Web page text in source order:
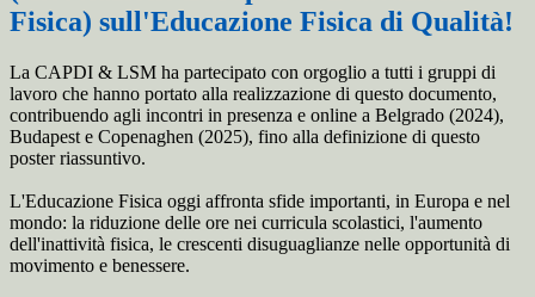
Fisica) sull'Educazione Fisica di Qualità!
La CAPDI & LSM ha partecipato con orgoglio a tutti i gruppi di
lavoro che hanno portato alla realizzazione di questo documento,
contribuendo agli incontri in presenza e online a Belgrado (2024),
Budapest e Copenaghen (2025), fino alla definizione di questo
poster riassuntivo.
L'Educazione Fisica oggi affronta sfide importanti, in Europa e nel
mondo: la riduzione delle ore nei curricula scolastici, l'aumento
dell'inattività fisica, le crescenti disuguaglianze nelle opportunità di
movimento e benessere.